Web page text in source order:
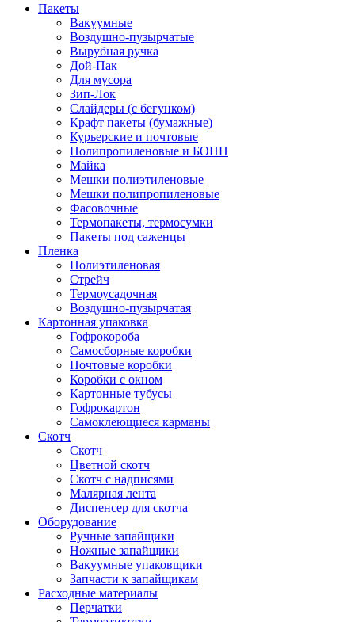
Пакеты
Вакуумные
Воздушно-пузырчатые
Вырубная ручка
Дой-Пак
Для мусора
Зип-Лок
Слайдеры (с бегунком)
Крафт пакеты (бумажные)
Курьерские и почтовые
Полипропиленовые и БОПП
Майка
Мешки полиэтиленовые
Мешки полипропиленовые
Фасовочные
Термопакеты, термосумки
Пакеты под саженцы
Пленка
Полиэтиленовая
Стрейч
Термоусадочная
Воздушно-пузырчатая
Картонная упаковка
Гофрокороба
Самосборные коробки
Почтовые коробки
Коробки с окном
Картонные тубусы
Гофрокартон
Самоклеющиеся карманы
Скотч
Скотч
Цветной скотч
Скотч с надписями
Малярная лента
Диспенсер для скотча
Оборудование
Ручные запайщики
Ножные запайщики
Вакуумные упаковщики
Запчасти к запайщикам
Расходные материалы
Перчатки